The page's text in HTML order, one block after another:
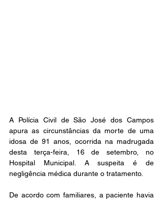
A Polícia Civil de São José dos Campos
apura as circunstâncias da morte de uma
idosa de 91 anos, ocorrida na madrugada
desta terça-feira, 16 de setembro, no
Hospital Municipal. A suspeita é de
negligência médica durante o tratamento.
De acordo com familiares, a paciente havia